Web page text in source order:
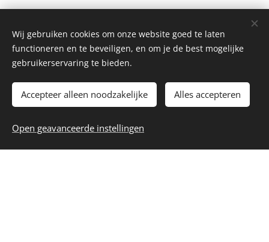
Kinderen (minderjarig of financieel afhankelijk)
verwerking van je gezinsaanvraag.
Wij gebruiken cookies om onze website goed te laten
functioneren en te beveiligen, en om je de best mogelijke
gebruikerservaring te bieden.
Accepteer alleen noodzakelijke Alles accepteren
Open geavanceerde instellingen